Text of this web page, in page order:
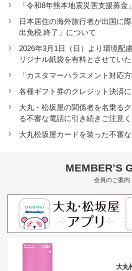
「令和8年熊本地震災害支援募金
日本居住の海外旅行者が出国に
出免税 終了」について
2026年3月1日（日）より環境配
リジナル紙袋を有料とさせてい
「カスタマーハラスメント対応
各種ギフト券のクレジット決済
大丸・松坂屋の関係者を名乗る
る不審な電話に引き続きご注意
大丸松坂屋カードを装った不審
MEMBER’S
会員のご案内
大丸